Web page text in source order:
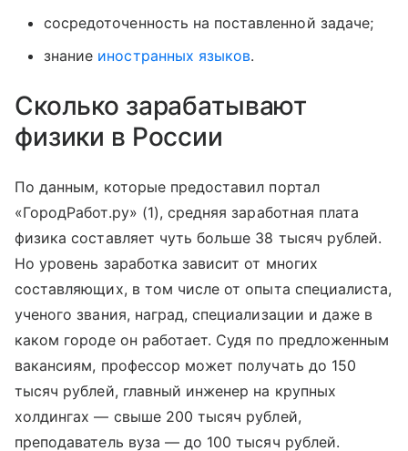
сосредоточенность на поставленной задаче;
знание иностранных языков.
Сколько зарабатывают
физики в России
По данным, которые предоставил портал
«ГородРабот.ру» (1), средняя заработная плата
физика составляет чуть больше 38 тысяч рублей.
Но уровень заработка зависит от многих
составляющих, в том числе от опыта специалиста,
ученого звания, наград, специализации и даже в
каком городе он работает. Судя по предложенным
вакансиям, профессор может получать до 150
тысяч рублей, главный инженер на крупных
холдингах — свыше 200 тысяч рублей,
преподаватель вуза — до 100 тысяч рублей.